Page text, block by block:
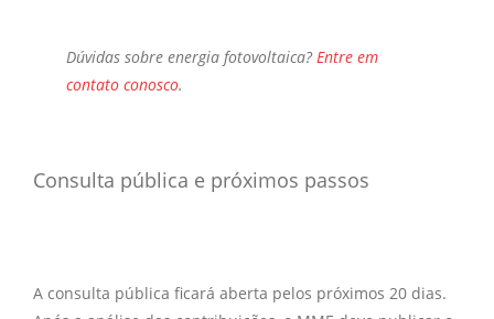
Dúvidas sobre energia fotovoltaica? Entre em
contato conosco.
Consulta pública e próximos passos
A consulta pública ficará aberta pelos próximos 20 dias.